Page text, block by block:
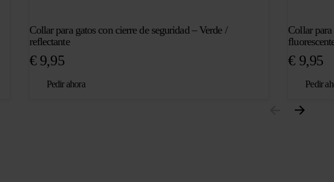
Collar para gatos con cierre de seguridad – Verde /
reflectante
€9,95
Pedir ahora
Collar
€9,95
Pedir